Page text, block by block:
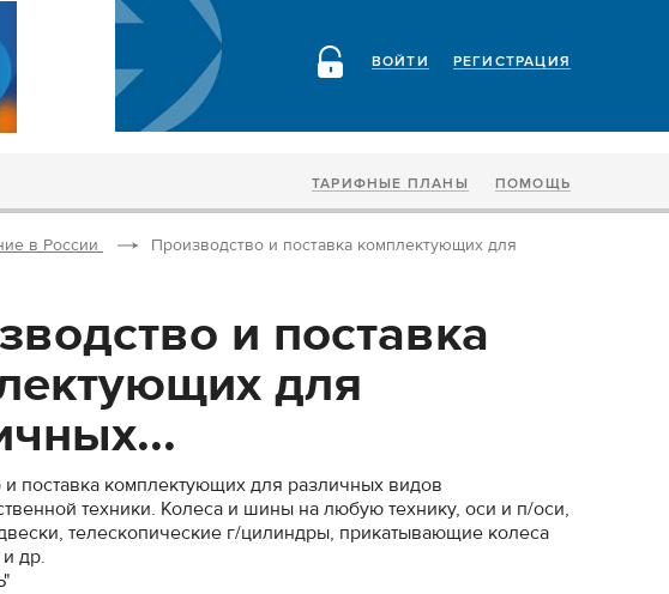
РЕГИСТРАЦИЯ
ВОЙТИ
ТАРИФНЫЕ ПЛАНЫ ПОМОЩЬ
в России Производство и поставка комплектующих для
и поставка
для
и поставка комплектующих для различных видов
техники. Колеса и шины на любую технику, оси и п/оси,
телескопические г/цилиндры, прикатывающие колеса
др.